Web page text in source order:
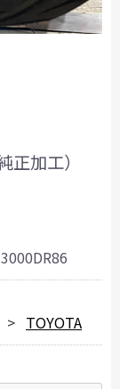
正加工）
TOYOTA